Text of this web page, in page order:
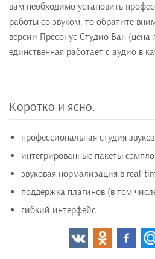
вам необходимо установить
работы со звуком, то обратите
версии Пресонус Студио Ван
единственная работает с аудио в
Коротко и ясно:
профессиональная студия
интегрированные пакеты
звуковая нормализация в real-
поддержка плагинов (в том
гибкий интерфейс.